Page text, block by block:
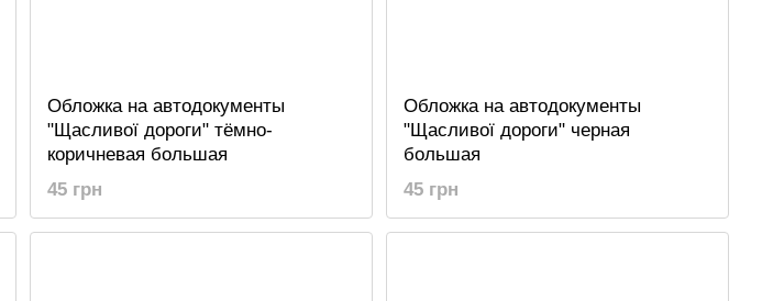
Обложка на автодокументы
"Щасливої дороги" тёмно-
коричневая большая
45 грн
Обложка на автодокументы
"Щасливої дороги" черная
большая
45 грн